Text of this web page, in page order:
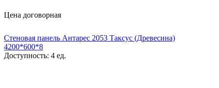
Цена договорная
Стеновая панель Антарес 2053 Таксус (Древесина)
4200*600*8
Доступность: 4 ед.